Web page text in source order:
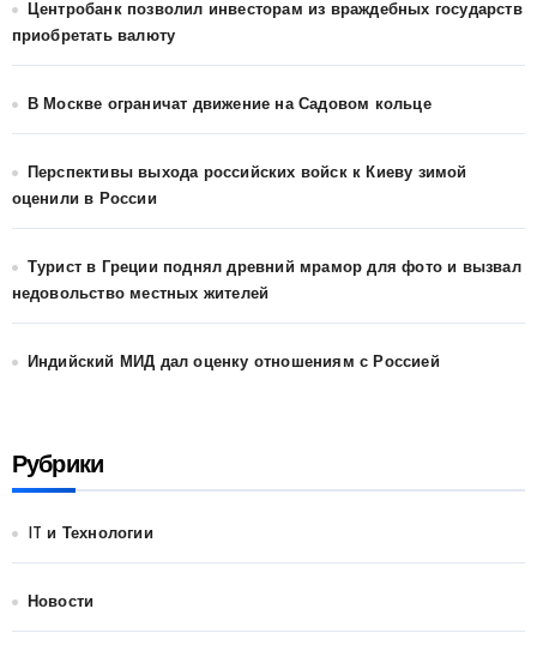
Центробанк позволил инвесторам из враждебных государств
приобретать валюту
В Москве ограничат движение на Садовом кольце
Перспективы выхода российских войск к Киеву зимой
оценили в России
Турист в Греции поднял древний мрамор для фото и вызвал
недовольство местных жителей
Индийский МИД дал оценку отношениям с Россией
Рубрики
IT и Технологии
Новости